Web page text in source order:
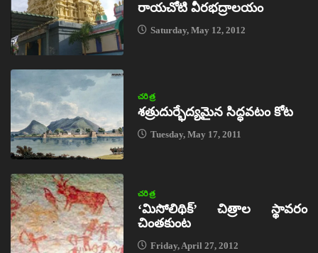
రాయచోటి వీరభద్రాలయం
Saturday, May 12, 2012
చరిత్ర
శత్రుదుర్భేద్యమైన సిద్ధవటం కోట
Tuesday, May 17, 2011
చరిత్ర
‘మిసోలిథిక్‌’ చిత్రాల స్థావరం
చింతకుంట
Friday, April 27, 2012